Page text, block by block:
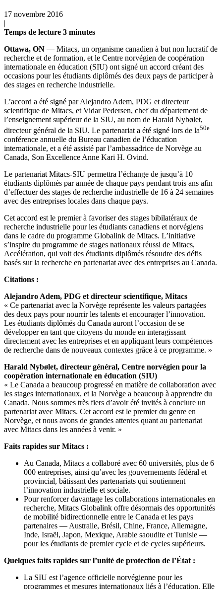
17 novembre 2016
|
Temps de lecture 3 minutes
Ottawa, ON — Mitacs, un organisme canadien à but non lucratif de
recherche et de formation, et le Centre norvégien de coopération
internationale en éducation (SIU) ont signé un accord créant des
occasions pour les étudiants diplômés des deux pays de participer à
des stages en recherche industrielle.
L’accord a été signé par Alejandro Adem, PDG et directeur
scientifique de Mitacs, et Vidar Pedersen, chef du département de
l’enseignement supérieur de la SIU, au nom de Harald Nybølet,
directeur général de la SIU. Le partenariat a été signé lors de la50e
conférence annuelle du Bureau canadien de l’éducation
internationale, et a été assisté par l’ambassadrice de Norvège au
Canada, Son Excellence Anne Kari H. Ovind.
Le partenariat Mitacs-SIU permettra l’échange de jusqu’à 10
étudiants diplômés par année de chaque pays pendant trois ans afin
d’effectuer des stages de recherche industrielle de 16 à 24 semaines
avec des entreprises locales dans chaque pays.
Cet accord est le premier à favoriser des stages bibilatéraux de
recherche industrielle pour les étudiants canadiens et norvégiens
dans le cadre du programme Globalink de Mitacs. L’initiative
s’inspire du programme de stages nationaux réussi de Mitacs,
Accélération, qui voit des étudiants diplômés résoudre des défis
basés sur la recherche en partenariat avec des entreprises au Canada.
Citations :
Alejandro Adem, PDG et directeur scientifique, Mitacs
« Ce partenariat avec la Norvège représente les valeurs partagées
des deux pays pour nourrir les talents et encourager l’innovation.
Les étudiants diplômés du Canada auront l’occasion de se
développer en tant que citoyens du monde en interagissant
directement avec les entreprises et en appliquant leurs compétences
de recherche dans de nouveaux contextes grâce à ce programme. »
Harald Nybølet, directeur général, Centre norvégien pour la
coopération internationale en éducation (SIU)
« Le Canada a beaucoup progressé en matière de collaboration avec
les stages internationaux, et la Norvège a beaucoup à apprendre du
Canada. Nous sommes très fiers d’avoir été invités à conclure un
partenariat avec Mitacs. Cet accord est le premier du genre en
Norvège, et nous avons de grandes attentes quant au partenariat
avec Mitacs dans les années à venir. »
Faits rapides sur Mitacs :
Au Canada, Mitacs a collaboré avec 60 universités, plus de 6
000 entreprises, ainsi qu’avec les gouvernements fédéral et
provincial, bâtissant des partenariats qui soutiennent
l’innovation industrielle et sociale.
Pour renforcer davantage les collaborations internationales en
recherche, Mitacs Globalink offre désormais des opportunités
de mobilité bidirectionnelle entre le Canada et les pays
partenaires — Australie, Brésil, Chine, France, Allemagne,
Inde, Israël, Japon, Mexique, Arabie saoudite et Tunisie —
pour les étudiants de premier cycle et de cycles supérieurs.
Quelques faits rapides sur l’unité de protection de l’État :
La SIU est l’agence officielle norvégienne pour les
programmes et mesures internationaux liés à l’éducation. Elle